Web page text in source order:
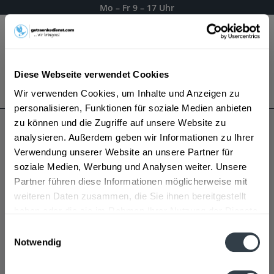
Diese Webseite verwendet Cookies
Wir verwenden Cookies, um Inhalte und Anzeigen zu
personalisieren, Funktionen für soziale Medien anbieten
zu können und die Zugriffe auf unsere Website zu
analysieren. Außerdem geben wir Informationen zu Ihrer
Verwendung unserer Website an unsere Partner für
soziale Medien, Werbung und Analysen weiter. Unsere
Partner führen diese Informationen möglicherweise mit
weiteren Daten zusammen, die Sie ihnen bereitgestellt
Notwendig
Mo – Fr 9 – 17 Uhr
Es gilt unsereDatenschutzerklärung
Rietenauer